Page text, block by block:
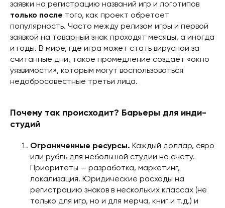
заявки на регистрацию названий игр и логотипов
только после того, как проект обретает
популярность. Часто между релизом игры и первой
заявкой на товарный знак проходят месяцы, а иногда
и годы. В мире, где игра может стать вирусной за
считанные дни, такое промедление создаёт «окно
уязвимости», которым могут воспользоваться
недобросовестные третьи лица.
Почему так происходит? Барьеры для инди-
студий
Ограниченные ресурсы. Каждый доллар, евро
или рубль для небольшой студии на счету.
Приоритеты — разработка, маркетинг,
локализация. Юридические расходы на
регистрацию знаков в нескольких классах (не
только для игр, но и для мерча, книг и т.д.) и